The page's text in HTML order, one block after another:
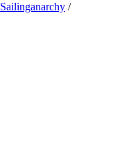
Sailinganarchy /